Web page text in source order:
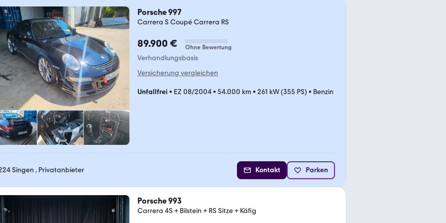
Porsche 997
Carrera S Coupé Carrera RS
89.900 € Ohne Bewertung
Verhandlungsbasis
Versicherung vergleichen
Unfallfrei • EZ 08/2004• 54.000 km • 261 kW (355 PS) • Benzin
Singen , Privatanbieter Kontakt Parken
Porsche 993
Carrera 4S + Bilstein + RS Sitze + Käfig